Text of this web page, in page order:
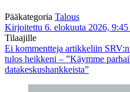
Pääkategoria Talous
Kirjoitettu 6. elokuuta 2026, 9:45
Tilaajille
Ei kommentteja artikkeliin
tulos heikkeni – ”Käymme
datakeskushankkeista”